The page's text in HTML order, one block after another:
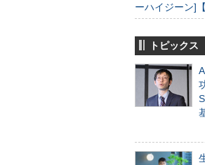
ーハイジーン]
トピックス